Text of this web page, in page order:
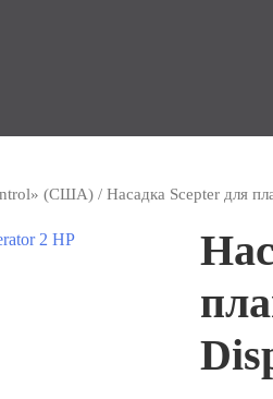
(США)/ Насадка Scepter для